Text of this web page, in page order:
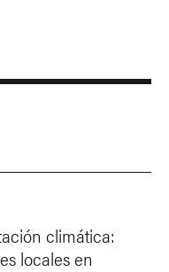
climática:
locales en